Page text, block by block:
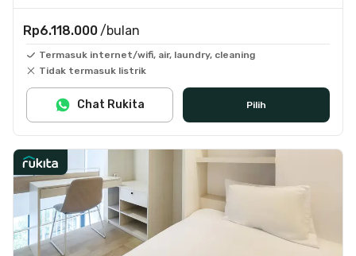
Rp6.118.000 /bulan
Termasuk internet/wifi, air, laundry, cleaning
Tidak termasuk listrik
Pilih
Chat Rukita